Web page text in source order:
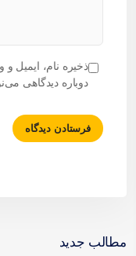
ذخیره نام، ایمیل
دوباره دیدگاهی
مطالب جدید